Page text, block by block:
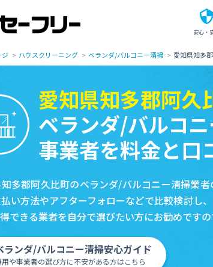
安心・
ジ ハウスクリーニング ベランダ/バルコニー清掃 愛知県知多
愛知県知多郡阿久
ベランダ/バルコ
事業者を料金と口
多郡阿久比町のベランダ/バルコニー清掃業
い方法やアフターフォローなどで比較検討し
できる業者を自分で選びたい方にお勧めですの
ランダ/バルコニー清掃安心ガイド
用や事業者の選び方に不安がある方はこちら